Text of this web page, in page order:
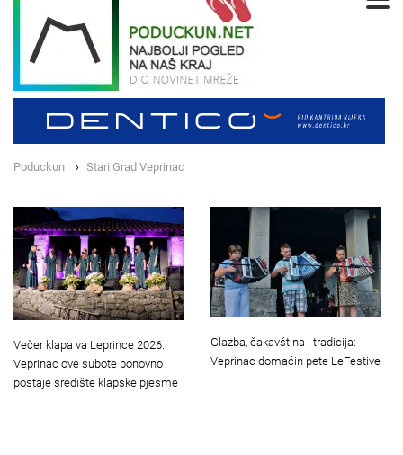
Poduckun Stari Grad Veprinac
Večer klapa va Leprince 2026.:
Veprinac ove subote ponovno
postaje središte klapske pjesme
Glazba, čakavština i tradicija:
Veprinac domaćin pete LeFestive